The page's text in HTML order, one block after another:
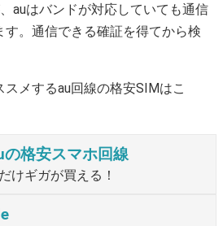
auはバンドが対応していても通信
す。通信できる確証を得てから検
メするau回線の格安SIMはこ
の格安スマホ回線
けギガが買える！